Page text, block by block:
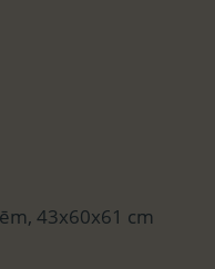
43x60x61 cm